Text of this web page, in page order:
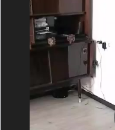
- куттер (ножичек такой);
- пила;
- мультитул, что-то из